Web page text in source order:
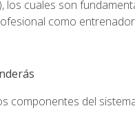
los cuales son
como
componentes del